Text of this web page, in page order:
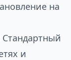
на
Стандартный
и